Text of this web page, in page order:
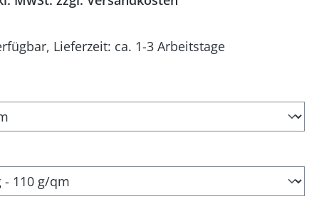
Lieferzeit: ca. 1-3 Arbeitstage